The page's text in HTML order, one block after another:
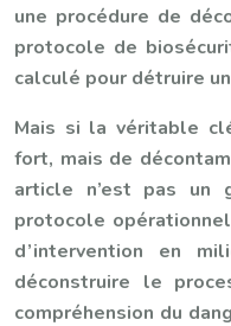
une procédure de
protocole de
calculé pour détruire
Mais si la véritable
fort, mais de
article n’est pas un
protocole
d’intervention en
déconstruire le
compréhension du